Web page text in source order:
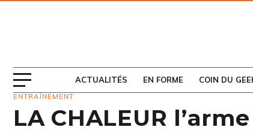
ACTUALITÉS EN FORME COIN DU
ENTRAÎNEMENT
LA CHALEUR